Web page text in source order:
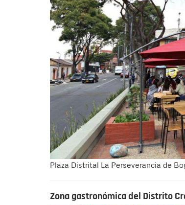
Plaza Distrital La Perseverancia de
Zona gastronómica del Distrito